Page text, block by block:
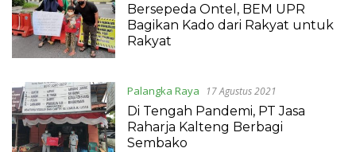
Bersepeda Ontel, BEM UPR
Bagikan Kado dari Rakyat untuk
Rakyat
Palangka Raya 17 Agustus 2021
Di Tengah Pandemi, PT Jasa
Raharja Kalteng Berbagi
Sembako